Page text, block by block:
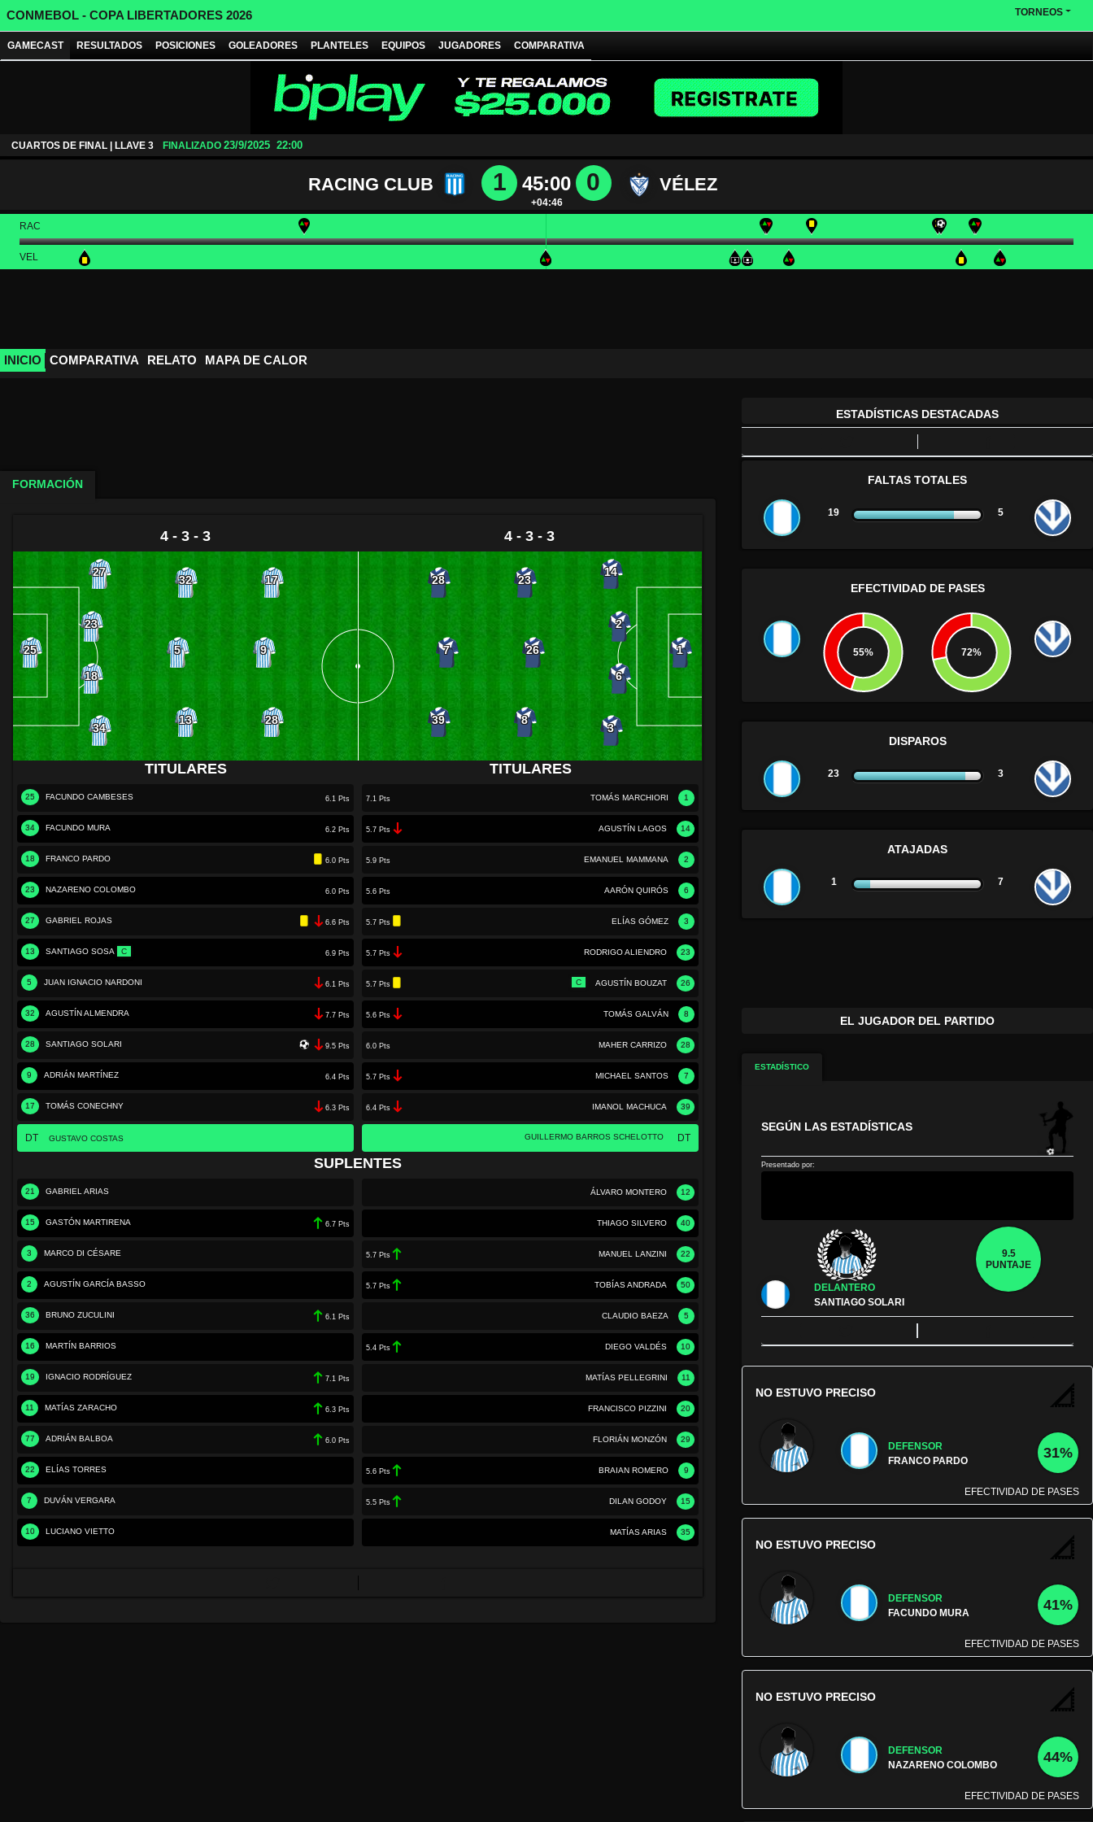
CONMEBOL - COPA LIBERTADORES 2026 TORNEOS
GAMECAST RESULTADOS POSICIONES GOLEADORES PLANTELES EQUIPOS JUGADORES COMPARATIVA
CUARTOS DE FINAL | LLAVE 3 FINALIZADO 23/9/2025 22:00
RACING CLUB 1 45:00
+04:46
0 VÉLEZ
RAC
VEL
INICIO COMPARATIVA RELATO MAPA DE CALOR
ESTADÍSTICAS DESTACADAS
FALTAS TOTALES
19 5
EFECTIVIDAD DE PASES
55% 72%
DISPAROS
23 3
ATAJADAS
1 7
FORMACIÓN
4 - 3 - 3
25
27
23
18
34
32
5
13
17
9
28
4 - 3 - 3
1
14
2
6
3
23
26
8
28
7
39
TITULARES
25 FACUNDO CAMBESES 6.1 Pts
34 FACUNDO MURA 6.2 Pts
18 FRANCO PARDO 6.0 Pts
23 NAZARENO COLOMBO 6.0 Pts
27 GABRIEL ROJAS 6.6 Pts
13 SANTIAGO SOSA C 6.9 Pts
5 JUAN IGNACIO NARDONI 6.1 Pts
32 AGUSTÍN ALMENDRA 7.7 Pts
28 SANTIAGO SOLARI 9.5 Pts
9 ADRIÁN MARTÍNEZ 6.4 Pts
17 TOMÁS CONECHNY 6.3 Pts
DT GUSTAVO COSTAS
TITULARES
1
TOMÁS MARCHIORI
7.1 Pts
14
AGUSTÍN LAGOS
5.7 Pts
2
EMANUEL MAMMANA
5.9 Pts
6
AARÓN QUIRÓS
5.6 Pts
3
ELÍAS GÓMEZ
5.7 Pts
23
RODRIGO ALIENDRO
5.7 Pts
26
AGUSTÍN BOUZAT
C
5.7 Pts
8
TOMÁS GALVÁN
5.6 Pts
28
MAHER CARRIZO
6.0 Pts
7
MICHAEL SANTOS
5.7 Pts
39
IMANOL MACHUCA
6.4 Pts
DT
GUILLERMO BARROS SCHELOTTO
SUPLENTES
21 GABRIEL ARIAS
15 GASTÓN MARTIRENA 6.7 Pts
3 MARCO DI CÉSARE
2 AGUSTÍN GARCÍA BASSO
36 BRUNO ZUCULINI 6.1 Pts
16 MARTÍN BARRIOS
19 IGNACIO RODRÍGUEZ 7.1 Pts
11 MATÍAS ZARACHO 6.3 Pts
77 ADRIÁN BALBOA 6.0 Pts
22 ELÍAS TORRES
7 DUVÁN VERGARA
10 LUCIANO VIETTO
12
ÁLVARO MONTERO
40
THIAGO SILVERO
22
MANUEL LANZINI
5.7 Pts
50
TOBÍAS ANDRADA
5.7 Pts
5
CLAUDIO BAEZA
10
DIEGO VALDÉS
5.4 Pts
11
MATÍAS PELLEGRINI
20
FRANCISCO PIZZINI
29
FLORIÁN MONZÓN
9
BRAIAN ROMERO
5.6 Pts
15
DILAN GODOY
5.5 Pts
35
MATÍAS ARIAS
EL JUGADOR DEL PARTIDO
ESTADÍSTICO
SEGÚN LAS ESTADÍSTICAS
Presentado por:
DELANTERO
SANTIAGO SOLARI
9.5
PUNTAJE
NO ESTUVO PRECISO
DEFENSOR
FRANCO PARDO
31%
EFECTIVIDAD DE PASES
NO ESTUVO PRECISO
DEFENSOR
FACUNDO MURA
41%
EFECTIVIDAD DE PASES
NO ESTUVO PRECISO
DEFENSOR
NAZARENO COLOMBO
44%
EFECTIVIDAD DE PASES